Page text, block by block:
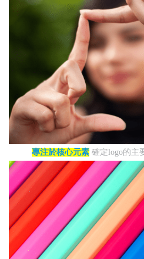
專注於核心元素確定logo的主